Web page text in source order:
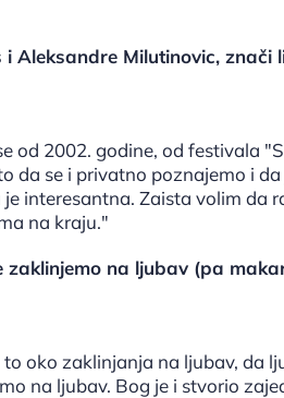
Aleksandre Milutinovic, znači
od 2002. godine, od festivala
da se i privatno poznajemo i
interesantna. Zaista volim da
na kraju."
na ljubav (pa
oko zaklinjanja na ljubav, da
na ljubav. Bog je i stvorio